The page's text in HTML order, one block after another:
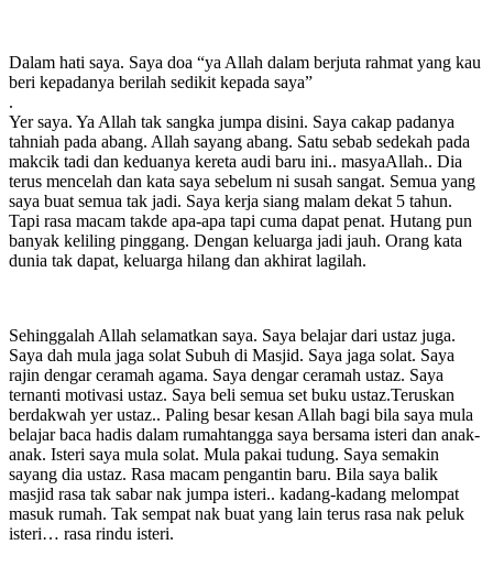
Dalam hati saya. Saya doa “ya Allah dalam berjuta rahmat yang kau
beri kepadanya berilah sedikit kepada saya”
.
Yer saya. Ya Allah tak sangka jumpa disini. Saya cakap padanya
tahniah pada abang. Allah sayang abang. Satu sebab sedekah pada
makcik tadi dan keduanya kereta audi baru ini.. masyaAllah.. Dia
terus mencelah dan kata saya sebelum ni susah sangat. Semua yang
saya buat semua tak jadi. Saya kerja siang malam dekat 5 tahun.
Tapi rasa macam takde apa-apa tapi cuma dapat penat. Hutang pun
banyak keliling pinggang. Dengan keluarga jadi jauh. Orang kata
dunia tak dapat, keluarga hilang dan akhirat lagilah.
Sehinggalah Allah selamatkan saya. Saya belajar dari ustaz juga.
Saya dah mula jaga solat Subuh di Masjid. Saya jaga solat. Saya
rajin dengar ceramah agama. Saya dengar ceramah ustaz. Saya
ternanti motivasi ustaz. Saya beli semua set buku ustaz.Teruskan
berdakwah yer ustaz.. Paling besar kesan Allah bagi bila saya mula
belajar baca hadis dalam rumahtangga saya bersama isteri dan anak-
anak. Isteri saya mula solat. Mula pakai tudung. Saya semakin
sayang dia ustaz. Rasa macam pengantin baru. Bila saya balik
masjid rasa tak sabar nak jumpa isteri.. kadang-kadang melompat
masuk rumah. Tak sempat nak buat yang lain terus rasa nak peluk
isteri… rasa rindu isteri.